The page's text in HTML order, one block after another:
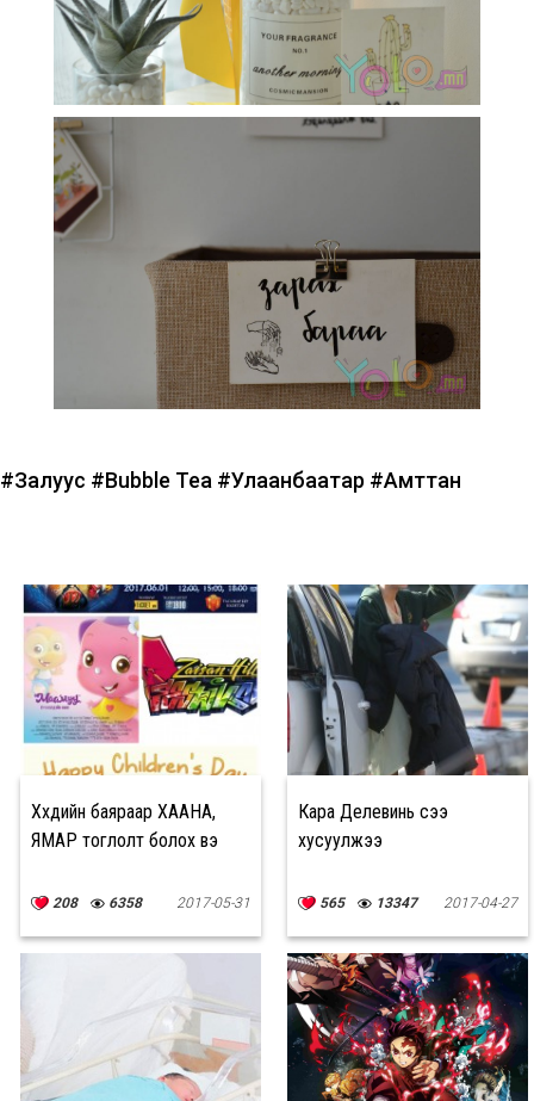
#Залуус #Bubble Tea #Улаанбаатар #Амттан
Хүүхдийн баяраар ХААНА,
ЯМАР тоглолт болох вэ
208 6358 2017-05-31
Кара Делевинь үсээ
хусуулжээ
565 13347 2017-04-27